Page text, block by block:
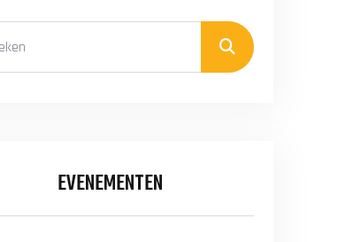
EVENEMENTEN